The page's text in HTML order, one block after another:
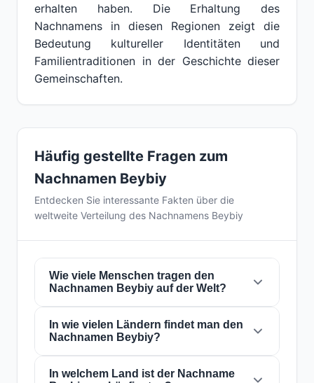
erhalten haben. Die Erhaltung des
Nachnamens in diesen Regionen zeigt die
Bedeutung kultureller Identitäten und
Familientraditionen in der Geschichte dieser
Gemeinschaften.
Häufig gestellte Fragen zum
Nachnamen Beybiy
Entdecken Sie interessante Fakten über die
weltweite Verteilung des Nachnamens Beybiy
Wie viele Menschen tragen den
Nachnamen Beybiy auf der Welt?
Derzeit gibt es weltweit etwa1.615 Personen
mit dem NachnamenBeybiy
dass etwa 1 von4,953,560 Personenauf der
Welt diesen Nachnamen trägt. Er ist in1
In wie vielen Ländern findet man den
Nachnamen Beybiy?
Der NachnameBeybiyist in 1 Ländernauf der
In welchem Land ist der Nachname